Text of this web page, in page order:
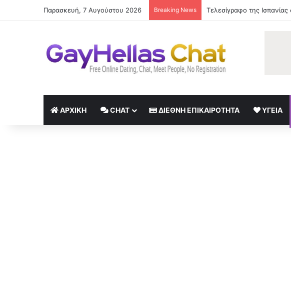
Παρασκευή, 7 Αυγούστου 2026 Breaking News
ΑΡΧΙΚΉ CHAT ΔΙΕΘΝΉ ΕΠΙΚΑΙΡΌΤΗΤΑ ΥΓΕΊΑ